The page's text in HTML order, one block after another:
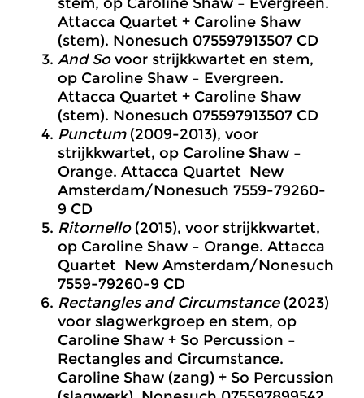
Attacca Quartet + Caroline Shaw
(stem). Nonesuch 075597913507 CD
And Sovoor strijkkwartet en stem,
op Caroline Shaw – Evergreen.
Attacca Quartet + Caroline Shaw
(stem). Nonesuch 075597913507 CD
Punctum(2009-2013), voor
strijkkwartet, op Caroline Shaw –
Orange. Attacca Quartet New
Amsterdam/Nonesuch 7559-79260-
9 CD
Ritornello(2015), voor strijkkwartet,
op Caroline Shaw – Orange. Attacca
Quartet New Amsterdam/Nonesuch
7559-79260-9 CD
Rectangles and Circumstance(2023)
voor slagwerkgroep en stem, op
Caroline Shaw + So Percussion –
Rectangles and Circumstance.
Caroline Shaw (zang) + So Percussion